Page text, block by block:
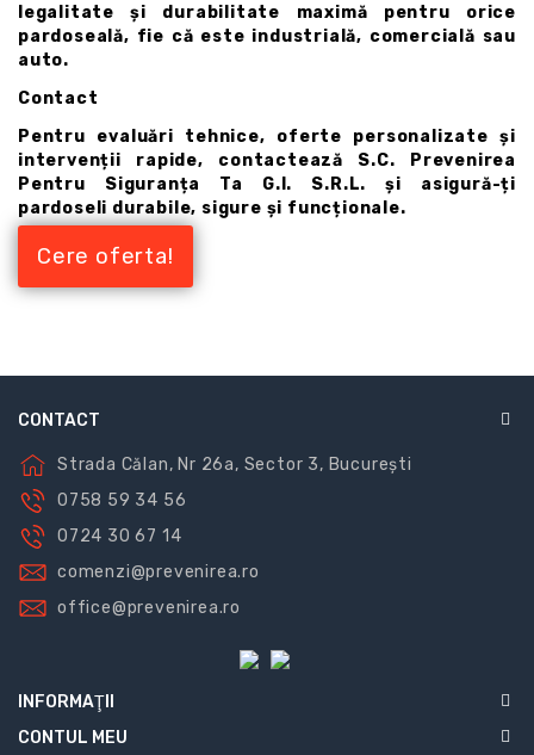
legalitate și durabilitate maximă pentru orice
pardoseală, fie că este industrială, comercială sau
auto.
Contact
Pentru evaluări tehnice, oferte personalizate și
intervenții rapide, contactează S.C. Prevenirea
Pentru Siguranța Ta G.I. S.R.L. și asigură-ți
pardoseli durabile, sigure și funcționale.
Cere oferta!
CONTACT
Strada Călan, Nr 26a, Sector 3, București
0758 59 34 56
0724 30 67 14
comenzi@prevenirea.ro
office@prevenirea.ro
INFORMAŢII
CONTUL MEU